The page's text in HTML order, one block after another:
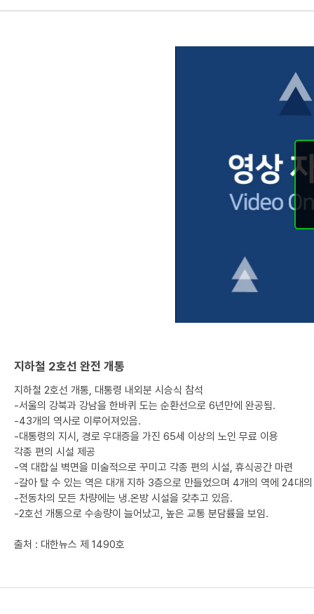
지하철 2호선 완전 개통
지하철 2호선 개통, 대통령 내외분 시승식 참석
-서울의 강북과 강남을 한바퀴 도는 순환선으로 6년만에 완공됨.
-43개의 역사로 이루어져있음.
-대통령의 지시, 경로 우대증을 가진 65세 이상의 노인 무료 이용
각종 편의 시설 제공
-역 대합실 벽면을 미술적으로 꾸미고 각종 편의 시설, 휴식공간 마련
-갈아 탈 수 있는 역은 대개 지하 3층으로 만들었으며 4개의 역에 24대
-전동차의 모든 차량에는 냉.온방 시설을 갖추고 있음.
-2호선 개통으로 수송량이 늘어났고, 높은 교통 분담률을 보임.
출처 : 대한뉴스 제 1490호